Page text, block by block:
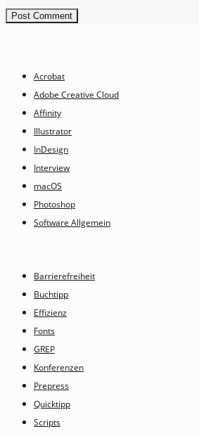
Acrobat
Adobe Creative Cloud
Affinity
Illustrator
InDesign
Interview
macOS
Photoshop
Software Allgemein
Barrierefreiheit
Buchtipp
Effizienz
Fonts
GREP
Konferenzen
Prepress
Quicktipp
Scripts